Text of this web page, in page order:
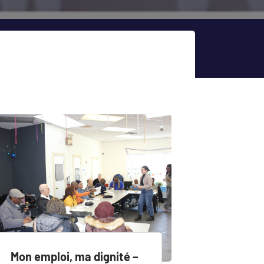
Mon emploi, ma dignité –